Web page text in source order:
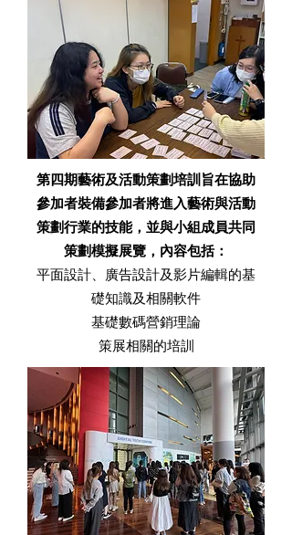
第四期藝術及活動策劃培訓旨在協助
參加者裝備參加者將進入藝術與活動
策劃行業的技能，並與小組成員共同
策劃模擬展覽 ，內容包括：
平面設計、廣告設計及影片編輯的基
礎知識及相關軟件​
基礎數碼營銷理論
策展相關的培訓